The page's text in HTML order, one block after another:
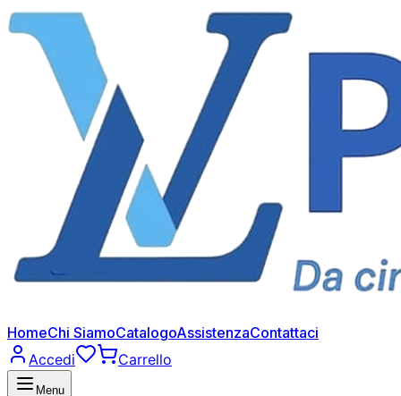
HomeChi SiamoCatalogoAssistenzaContattaci
Accedi
Carrello
Menu